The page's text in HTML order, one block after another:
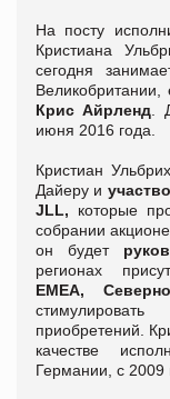
На посту
Кристиана
сегодня
Великобритании,
Крис Айрленд .
июня 2016 года.
Кристиан
Дайеру и
JLL, которые
собрании
он будет
регионах
EMEA,
приобретений.
качестве
Германии, с 2009